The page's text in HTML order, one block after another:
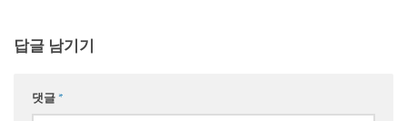
답글 남기기
댓글 *